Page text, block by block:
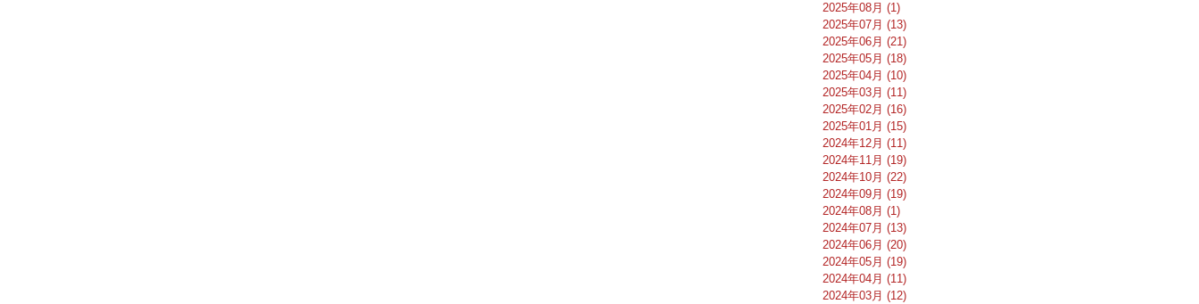
2025年08月 (1)
2025年07月 (13)
2025年06月 (21)
2025年05月 (18)
2025年04月 (10)
2025年03月 (11)
2025年02月 (16)
2025年01月 (15)
2024年12月 (11)
2024年11月 (19)
2024年10月 (22)
2024年09月 (19)
2024年08月 (1)
2024年07月 (13)
2024年06月 (20)
2024年05月 (19)
2024年04月 (11)
2024年03月 (12)